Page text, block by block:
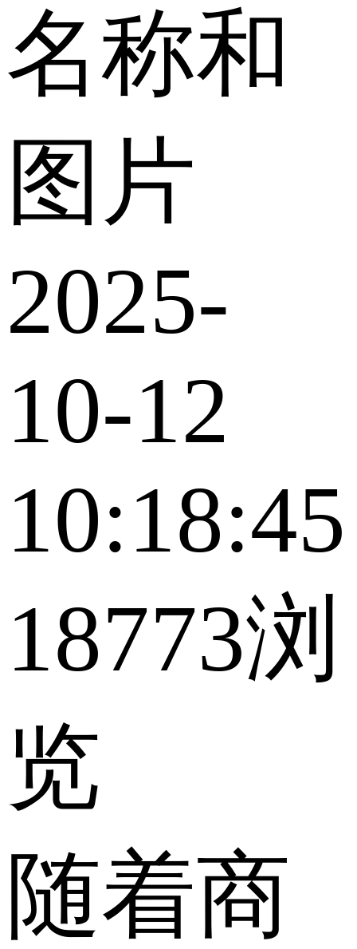
名称和
图片
2025-
10-12
10:18:45
18773浏
览
随着商